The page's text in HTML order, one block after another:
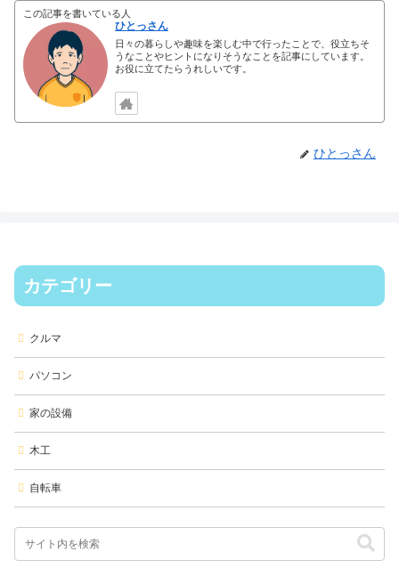
この記事を書いている人
ひとっさん
日々の暮らしや趣味を楽しむ中で行ったことで、役立ちそ
うなことやヒントになりそうなことを記事にしています。
お役に立てたらうれしいです。
ひとっさん
カテゴリー
クルマ
パソコン
家の設備
木工
自転車